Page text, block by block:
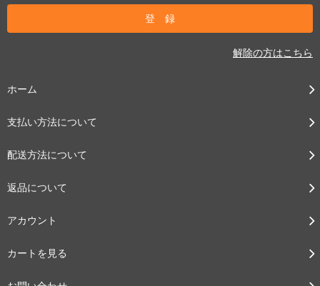
解除の方はこちら
ホーム
支払い方法について
配送方法について
返品について
アカウント
カートを見る